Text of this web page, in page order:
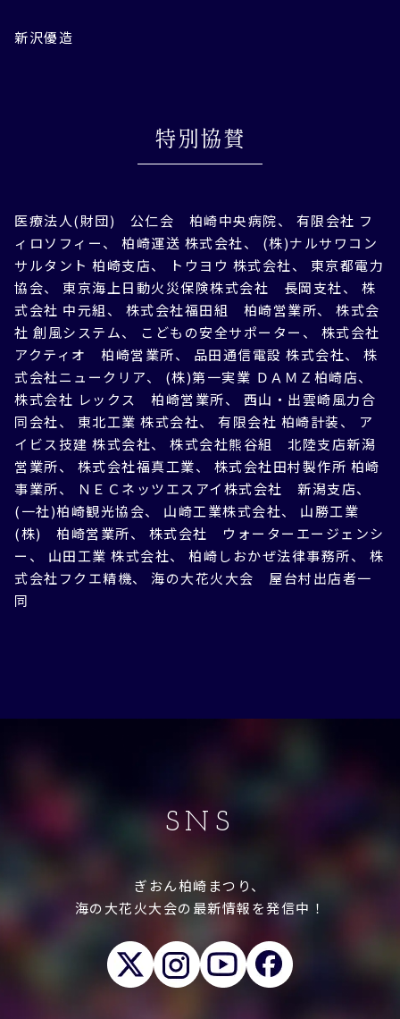
新沢優造
特別協賛
医療法人(財団) 公仁会 柏崎中央病院、 有限会社 フ
ィロソフィー、 柏崎運送 株式会社、 (株)ナルサワコン
サルタント 柏崎支店、 トウヨウ 株式会社、 東京都電力
協会、 東京海上日動火災保険株式会社 長岡支社、 株
式会社 中元組、 株式会社福田組 柏崎営業所、 株式会
社 創風システム、 こどもの安全サポーター、 株式会社
アクティオ 柏崎営業所、 品田通信電設 株式会社、 株
式会社ニュークリア、 (株)第一実業 ＤＡＭＺ柏崎店、
株式会社 レックス 柏崎営業所、 西山・出雲崎風力合
同会社、 東北工業 株式会社、 有限会社 柏崎計装、 ア
イビス技建 株式会社、 株式会社熊谷組 北陸支店新潟
営業所、 株式会社福真工業、 株式会社田村製作所 柏崎
事業所、 ＮＥＣネッツエスアイ株式会社 新潟支店、
(一社)柏崎観光協会、 山崎工業株式会社、 山勝工業
(株) 柏崎営業所、 株式会社 ウォーターエージェンシ
ー、 山田工業 株式会社、 柏崎しおかぜ法律事務所、 株
式会社フクエ精機、 海の大花火大会 屋台村出店者一
同
SNS
ぎおん柏崎まつり、
海の大花火大会の最新情報を発信中！